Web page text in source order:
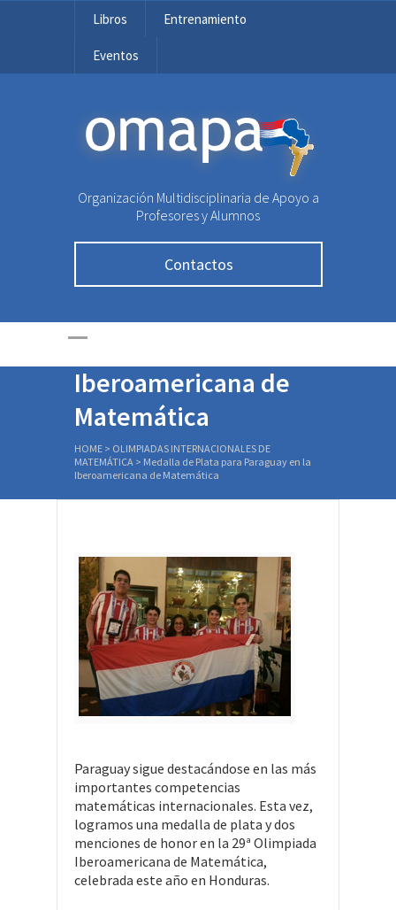
Libros Entrenamiento
Eventos
OMAPA
Organización Multidisciplinaria de Apoyo a
Profesores y Alumnos
Contactos
Medalla de Plata para
Paraguay en la
Iberoamericana de
Matemática
HOME > OLIMPIADAS INTERNACIONALES DE
MATEMÁTICA > Medalla de Plata para Paraguay en la
Iberoamericana de Matemática
Paraguay sigue destacándose en las más
importantes competencias
matemáticas internacionales. Esta vez,
logramos una medalla de plata y dos
menciones de honor en la 29ª Olimpiada
Iberoamericana de Matemática,
celebrada este año en Honduras.